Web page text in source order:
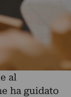
al
ha guidato